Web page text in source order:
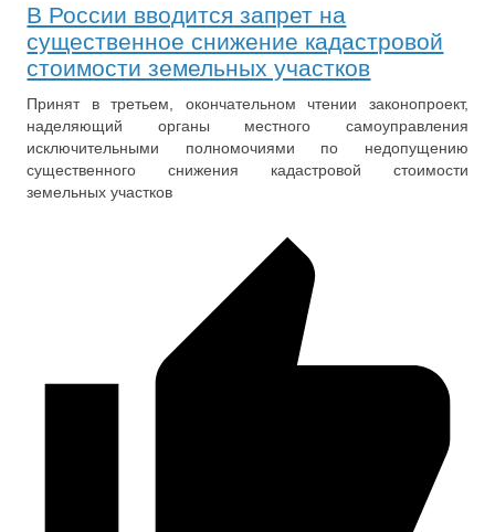
В России вводится запрет на
существенное снижение кадастровой
стоимости земельных участков
Принят в третьем, окончательном чтении законопроект,
наделяющий органы местного самоуправления
исключительными полномочиями по недопущению
существенного снижения кадастровой стоимости
земельных участков